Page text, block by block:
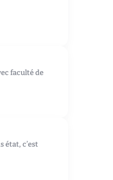
faculté de
état, c’est